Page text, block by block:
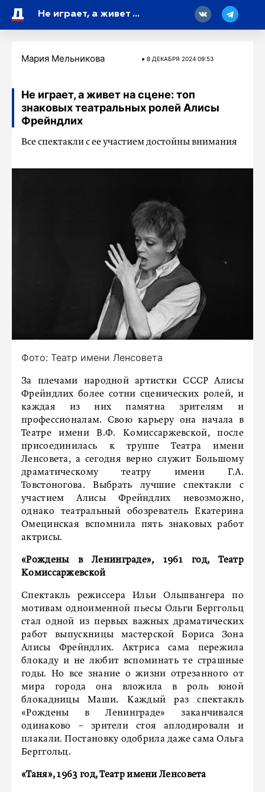
Не играет, а живет на сцене: топ знаковых театральных ролей Алисы Фрейндлих
Мария Мельникова 8 ДЕКАБРЯ 2024 09:53
Не играет, а живет на сцене: топ
знаковых театральных ролей Алисы
Фрейндлих
Все спектакли с ее участием достойны внимания
Фото: Театр имени Ленсовета
За плечами народной артистки СССР Алисы
Фрейндлих более сотни сценических ролей, и
каждая из них памятна зрителям и
профессионалам. Свою карьеру она начала в
Театре имени В.Ф. Комиссаржевской, после
присоединилась к труппе Театра имени
Ленсовета, а сегодня верно служит Большому
драматическому театру имени Г.А.
Товстоногова. Выбрать лучшие спектакли с
участием Алисы Фрейндлих невозможно,
однако театральный обозреватель Екатерина
Омецинская вспомнила пять знаковых работ
актрисы.
«Рождены в Ленинграде», 1961 год, Театр
Комиссаржевской
Спектакль режиссера Ильи Ольшвангера по
мотивам одноименной пьесы Ольги Берггольц
стал одной из первых важных драматических
работ выпускницы мастерской Бориса Зона
Алисы Фрейндлих. Актриса сама пережила
блокаду и не любит вспоминать те страшные
годы. Но все знание о жизни отрезанного от
мира города она вложила в роль юной
блокадницы Маши. Каждый раз спектакль
«Рождены в Ленинграде» заканчивался
одинаково – зрители стоя аплодировали и
плакали. Постановку одобрила даже сама Ольга
Берггольц.
«Таня», 1963 год, Театр имени Ленсовета